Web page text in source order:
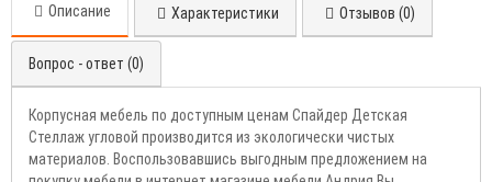
Описание Характеристики Отзывов (0)
Вопрос - ответ (0)
Корпусная мебель по доступным ценам Спайдер Детская
Стеллаж угловой производится из экологически чистых
материалов. Воспользовавшись выгодным предложением на